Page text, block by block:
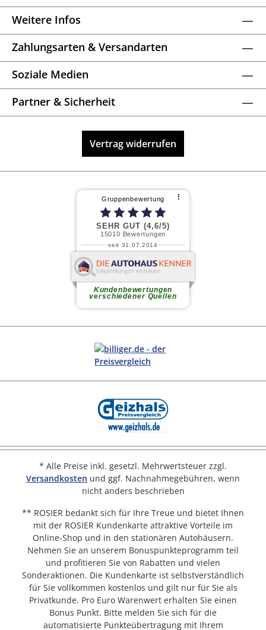
Weitere Infos
Zahlungsarten & Versandarten
Soziale Medien
Partner & Sicherheit
Vertrag widerrufen
* Alle Preise inkl. gesetzl. Mehrwertsteuer zzgl.
Versandkosten und ggf. Nachnahmegebühren, wenn
nicht anders beschrieben
** ROSIER bedankt sich für Ihre Treue und bietet Ihnen
mit der ROSIER Kundenkarte attraktive Vorteile im
Online-Shop und in den stationären Autohäusern.
Nehmen Sie an unserem Bonuspunkteprogramm teil
und profitieren Sie von Rabatten und vielen
Sonderaktionen. Die Kundenkarte ist selbstverständlich
für Sie vollkommen kostenlos und gilt nur für Sie als
Privatkunde. Pro Euro Warenwert erhalten Sie einen
Bonus Punkt. Bitte melden Sie sich für die
automatisierte Punkteübertragung mit Ihrem